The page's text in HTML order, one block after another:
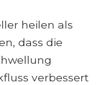
heilen als
dass die
verbessert